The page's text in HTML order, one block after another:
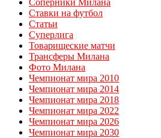
Соперники Милана
Ставки на футбол
Статьи
Суперлига
Товарищеские матчи
Трансферы Милана
Фото Милана
Чемпионат мира 2010
Чемпионат мира 2014
Чемпионат мира 2018
Чемпионат мира 2022
Чемпионат мира 2026
Чемпионат мира 2030